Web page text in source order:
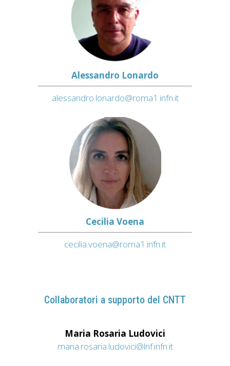
Alessandro Lonardo
alessandro.lonardo@roma1.infn.it
Cecilia Voena
cecilia.voena@roma1.infn.it
Collaboratori a supporto del CNTT
Maria Rosaria Ludovici
maria.rosaria.ludovici@lnf.infn.it